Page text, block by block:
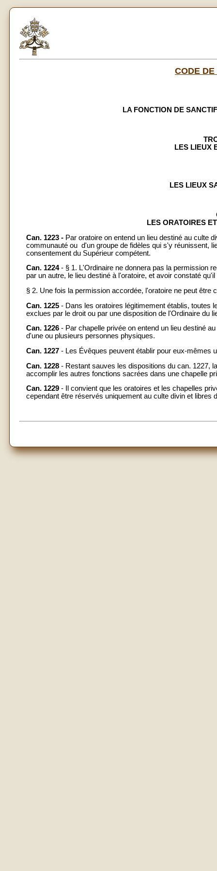
CODE
LA FONCTION DE
LES LIEUX
LES LIEUX
LES ORATOIRES
Can. 1223 - Par oratoire on entend un lieu destiné au culte
communauté ou d'un groupe de fidèles qui s'y réunissent,
consentement du Supérieur compétent.
Can. 1224- § 1. L'Ordinaire ne donnera pas la permission
par un autre, le lieu destiné à l'oratoire, et avoir constaté
§ 2. Une fois la permission accordée, l'oratoire ne peut
Can. 1225 - Dans les oratoires légitimement établis, toutes
exclues par le droit ou par une disposition de l'Ordinaire du
Can. 1226 - Par chapelle privée on entend un lieu destiné
d'une ou plusieurs personnes physiques.
Can. 1227 - Les Évêques peuvent établir pour eux-mêmes
Can. 1228 - Restant sauves les dispositions du can. 1227,
accomplir les autres fonctions sacrées dans une chapelle
Can. 1229 - Il convient que les oratoires et les chapelles
cependant être réservés uniquement au culte divin et